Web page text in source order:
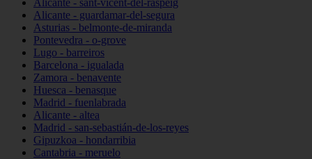
Alicante - sant-vicent-del-raspeig
Alicante - guardamar-del-segura
Asturias - belmonte-de-miranda
Pontevedra - o-grove
Lugo - barreiros
Barcelona - igualada
Zamora - benavente
Huesca - benasque
Madrid - fuenlabrada
Alicante - altea
Madrid - san-sebastián-de-los-reyes
Gipuzkoa - hondarribia
Cantabria - meruelo